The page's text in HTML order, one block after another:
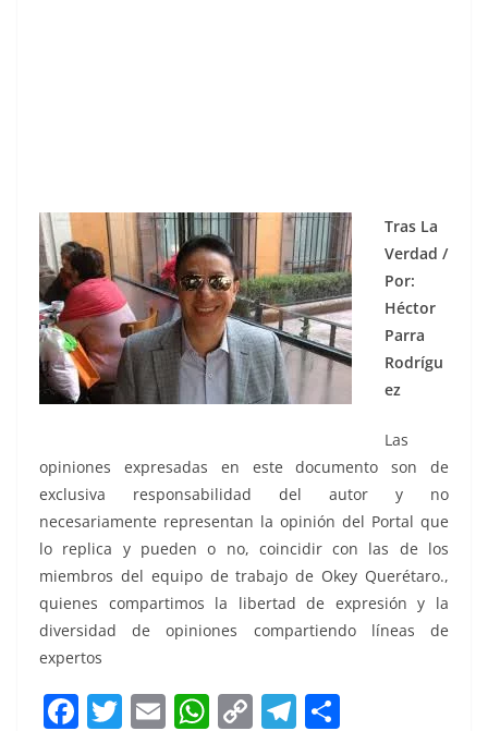
Tras La
Verdad /
Por:
Héctor
Parra
Rodrígu
ez
Las
opiniones expresadas en este documento son de
exclusiva responsabilidad del autor y no
necesariamente representan la opinión del Portal que
lo replica y pueden o no, coincidir con las de los
miembros del equipo de trabajo de Okey Querétaro.,
quienes compartimos la libertad de expresión y la
diversidad de opiniones compartiendo líneas de
expertos
F T E W C T